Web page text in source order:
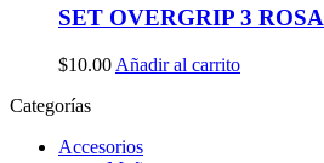
SET OVERGRIP 3 ROSA
$10.00 Añadir al carrito
Categorías
Accesorios